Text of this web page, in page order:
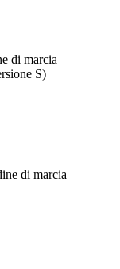
di marcia
S)
di marcia